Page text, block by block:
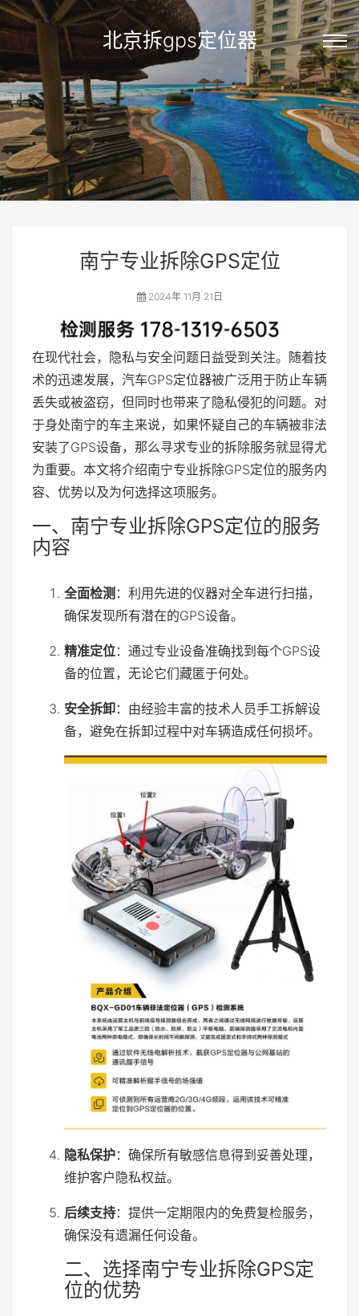
北京拆gps定位器
南宁专业拆除GPS定位
2024年 11月 21日
在现代社会，隐私与安全问题日益受到关注。随着技
术的迅速发展，汽车GPS定位器被广泛用于防止车辆
丢失或被盗窃，但同时也带来了隐私侵犯的问题。对
于身处南宁的车主来说，如果怀疑自己的车辆被非法
安装了GPS设备，那么寻求专业的拆除服务就显得尤
为重要。本文将介绍南宁专业拆除GPS定位的服务内
容、优势以及为何选择这项服务。
一、南宁专业拆除GPS定位的服务
内容
全面检测 ：利用先进的仪器对全车进行扫描，
确保发现所有潜在的GPS设备。
精准定位：通过专业设备准确找到每个GPS设
备的位置，无论它们藏匿于何处。
安全拆卸：由经验丰富的技术人员手工拆解设
备，避免在拆卸过程中对车辆造成任何损坏。
隐私保护：确保所有敏感信息得到妥善处理，
维护客户隐私权益。
后续支持：提供一定期限内的免费复检服务，
确保没有遗漏任何设备。
二、选择南宁专业拆除GPS定
位的优势